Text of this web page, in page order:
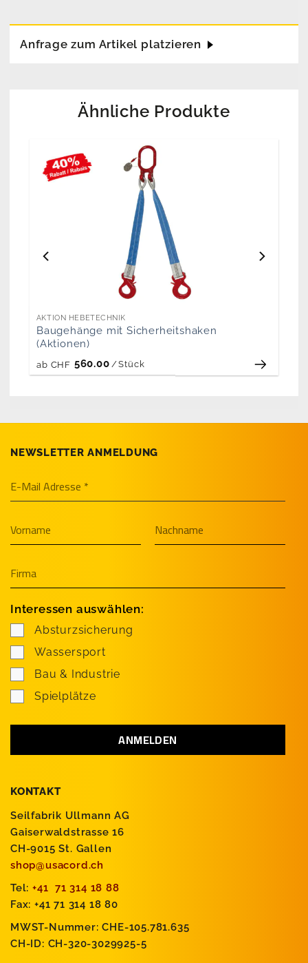
Anfrage zum Artikel platzieren
Ähnliche Produkte
AKTION HEBETECHNIK
Baugehänge mit Sicherheitshaken
(Aktionen)
ab CHF 560.00 /Stück
KONTAKT
Seilfabrik Ullmann AG
Gaiserwaldstrasse 16
CH-9015 St. Gallen
shop@usacord.ch
Tel: +41 71 314 18 88
Fax: +41 71 314 18 80
MWST-Nummer: CHE-105.781.635
CH-ID: CH-320-3029925-5
NEWSLETTER ANMELDUNG
Interessen auswählen:
Absturzsicherung
Wassersport
Bau & Industrie
Spielplätze